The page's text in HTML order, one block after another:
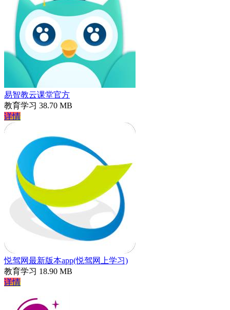
易智教云课堂官方
教育学习 38.70 MB
详情
悦驾网最新版本app(悦驾网上学习)
教育学习 18.90 MB
详情